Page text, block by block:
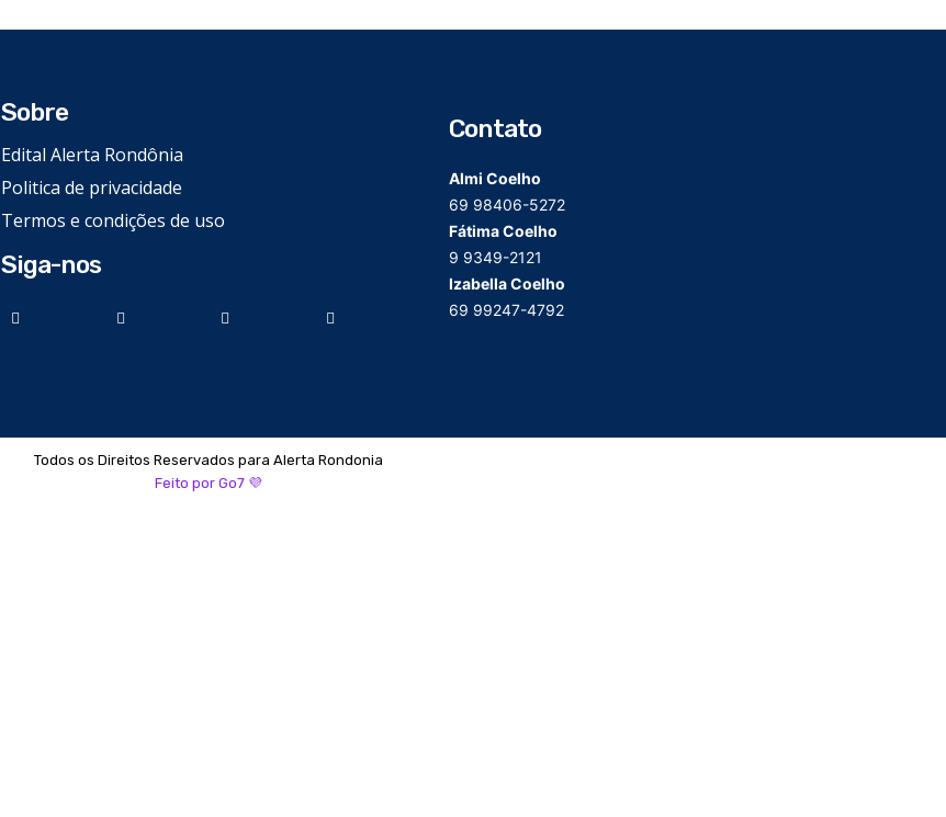
Sobre
Edital Alerta Rondônia
Politica de privacidade
Termos e condições de uso
Siga-nos
Contato
Almi Coelho
69 98406-5272
Fátima Coelho
9 9349-2121
Izabella Coelho
69 99247-4792
Todos os Direitos Reservados para Alerta Rondonia
Feito por Go7 💜